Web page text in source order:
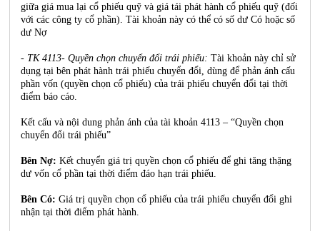
giữa giá mua lại cổ phiếu quỹ và giá tái phát hành cổ phiếu quỹ (đối
với các công ty cổ phần). Tài khoản này có thể có số dư Có hoặc số
dư Nợ
- TK 4113- Quyền chọn chuyển đổi trái phiếu: Tài khoản này chỉ sử
dụng tại bên phát hành trái phiếu chuyển đổi, dùng để phản ánh cấu
phần vốn (quyền chọn cổ phiếu) của trái phiếu chuyển đổi tại thời
điểm báo cáo.
Kết cấu và nội dung phản ánh của tài khoản 4113 – “Quyền chọn
chuyển đổi trái phiếu”
Bên Nợ: Kết chuyển giá trị quyền chọn cổ phiếu để ghi tăng thặng
dư vốn cổ phần tại thời điểm đáo hạn trái phiếu.
Bên Có: Giá trị quyền chọn cổ phiếu của trái phiếu chuyển đổi ghi
nhận tại thời điểm phát hành.